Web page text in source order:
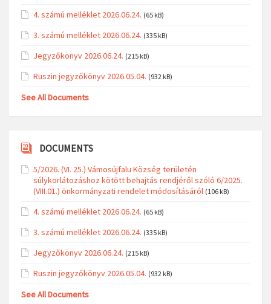
4. számú melléklet 2026.06.24. (65 kB)
3. számú melléklet 2026.06.24. (335 kB)
Jegyzőkönyv 2026.06.24. (215 kB)
Ruszin jegyzőkönyv 2026.05.04. (932 kB)
See All Documents
DOCUMENTS
5/2026. (VI. 25.) Vámosújfalu Község területén
súlykorlátozáshoz kötött behajtás rendjéről szóló 6/2025.
(VIII.01.) önkormányzati rendelet módosításáról (106 kB)
4. számú melléklet 2026.06.24. (65 kB)
3. számú melléklet 2026.06.24. (335 kB)
Jegyzőkönyv 2026.06.24. (215 kB)
Ruszin jegyzőkönyv 2026.05.04. (932 kB)
See All Documents